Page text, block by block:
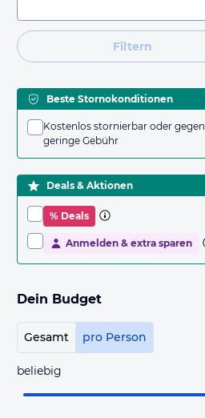
Filtern
Beste Stornokonditionen
Kostenlos stornierbar oder gegen
geringe Gebühr
Deals & Aktionen
% Deals
Anmelden & extra sparen
Dein Budget
Gesamt pro Person
beliebig